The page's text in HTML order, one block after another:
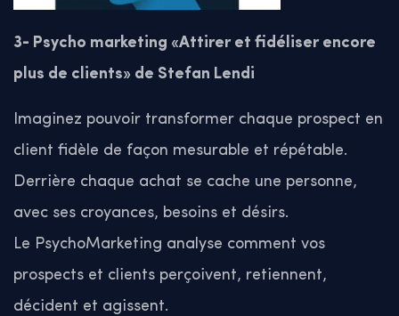
3- Psycho marketing «Attirer et fidéliser encore
plus de clients» de Stefan Lendi
Imaginez pouvoir transformer chaque prospect en
client fidèle de façon mesurable et répétable.
Derrière chaque achat se cache une personne,
avec ses croyances, besoins et désirs.
Le PsychoMarketing analyse comment vos
prospects et clients perçoivent, retiennent,
décident et agissent.